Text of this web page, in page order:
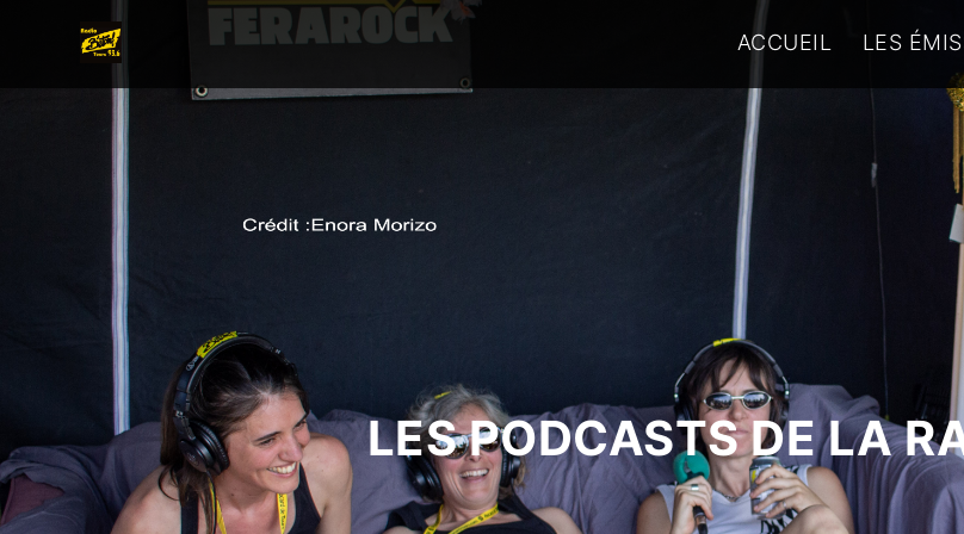
ACCUEIL LES
LES PODCASTS DE LA